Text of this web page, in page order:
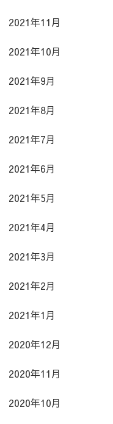
2021年11月
2021年10月
2021年9月
2021年8月
2021年7月
2021年6月
2021年5月
2021年4月
2021年3月
2021年2月
2021年1月
2020年12月
2020年11月
2020年10月